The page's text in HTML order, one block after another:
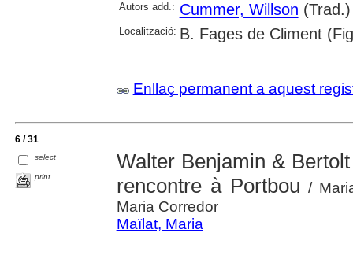
Autors add.: Cummer, Willson (Trad.)
Localització: B. Fages de Climent
Enllaç permanent a aquest
6 / 31
select
print
Walter Benjamin &
rencontre à Portbou /
Maria Corredor
Maïlat, Maria